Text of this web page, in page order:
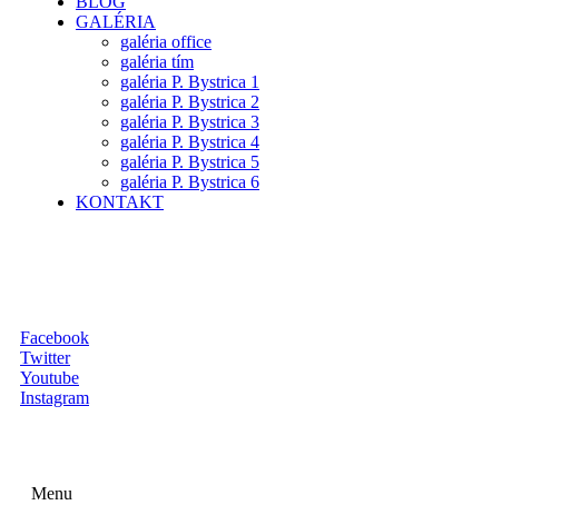
GALÉRIA
galéria office
galéria tím
galéria P. Bystrica 1
galéria P. Bystrica 2
galéria P. Bystrica 3
galéria P. Bystrica 4
galéria P. Bystrica 5
galéria P. Bystrica 6
KONTAKT
Facebook
Twitter
Youtube
Instagram
Menu